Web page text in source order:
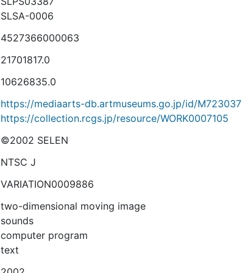
SLSA-0006
4527366000063
21701817.0
10626835.0
https://mediaarts-db.artmuseums.go.jp/id/M723037
https://collection.rcgs.jp/resource/WORK0007105
©2002 SELEN
NTSC J
VARIATION0009886
two-dimensional moving image
sounds
computer program
text